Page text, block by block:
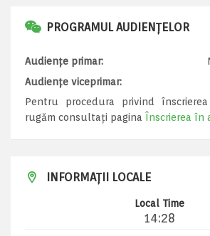
PROGRAMUL AUDIENȚELOR
Audiențe primar:
Audiențe viceprimar:
Pentru procedura privind
rugăm consultați pagina Înscrierea în
INFORMAȚII LOCALE
Local Time
14:28